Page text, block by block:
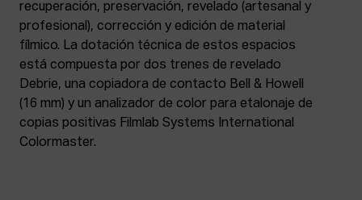
recuperación, preservación, revelado (artesanal y
profesional), corrección y edición de material
fílmico. La dotación técnica de estos espacios
está compuesta por dos trenes de revelado
Debrie, una copiadora de contacto Bell & Howell
(16 mm) y un analizador de color para etalonaje de
copias positivas Filmlab Systems International
Colormaster.